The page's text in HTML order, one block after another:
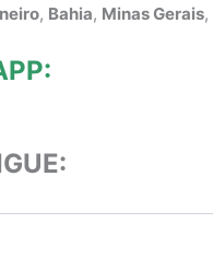
, Bahia, Minas Gerais,